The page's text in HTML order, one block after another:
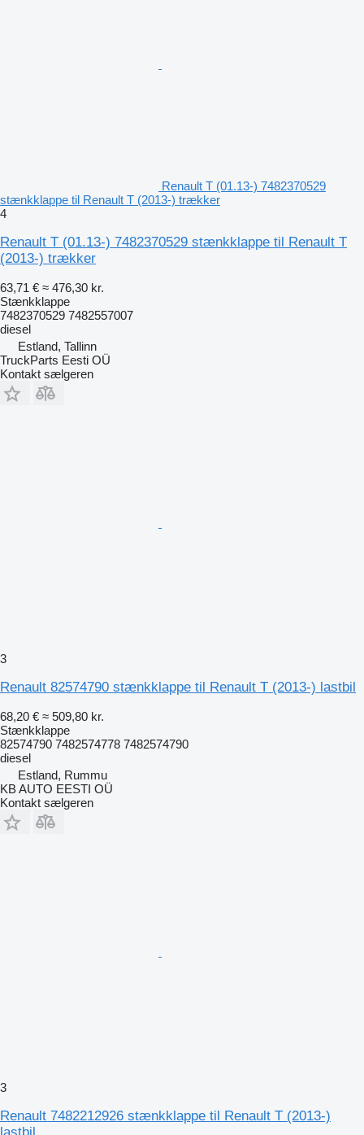
Renault T (01.13-) 7482370529
stænkklappe til Renault T (2013-) trækker
4
Renault T (01.13-) 7482370529 stænkklappe til Renault T
(2013-) trækker
63,71 € ≈ 476,30 kr.
Stænkklappe
7482370529 7482557007
diesel
Estland, Tallinn
TruckParts Eesti OÜ
Kontakt sælgeren
3
Renault 82574790 stænkklappe til Renault T (2013-) lastbil
68,20 € ≈ 509,80 kr.
Stænkklappe
82574790 7482574778 7482574790
diesel
Estland, Rummu
KB AUTO EESTI OÜ
Kontakt sælgeren
3
Renault 7482212926 stænkklappe til Renault T (2013-)